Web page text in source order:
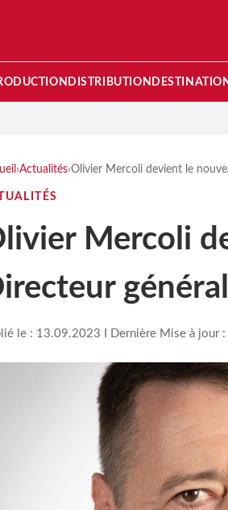
DISTRIBUTION DESTINATION
›Actualités›Olivier Mercoli devient le
Mercoli
le : 13.09.2023 I Dernière Mise à jour